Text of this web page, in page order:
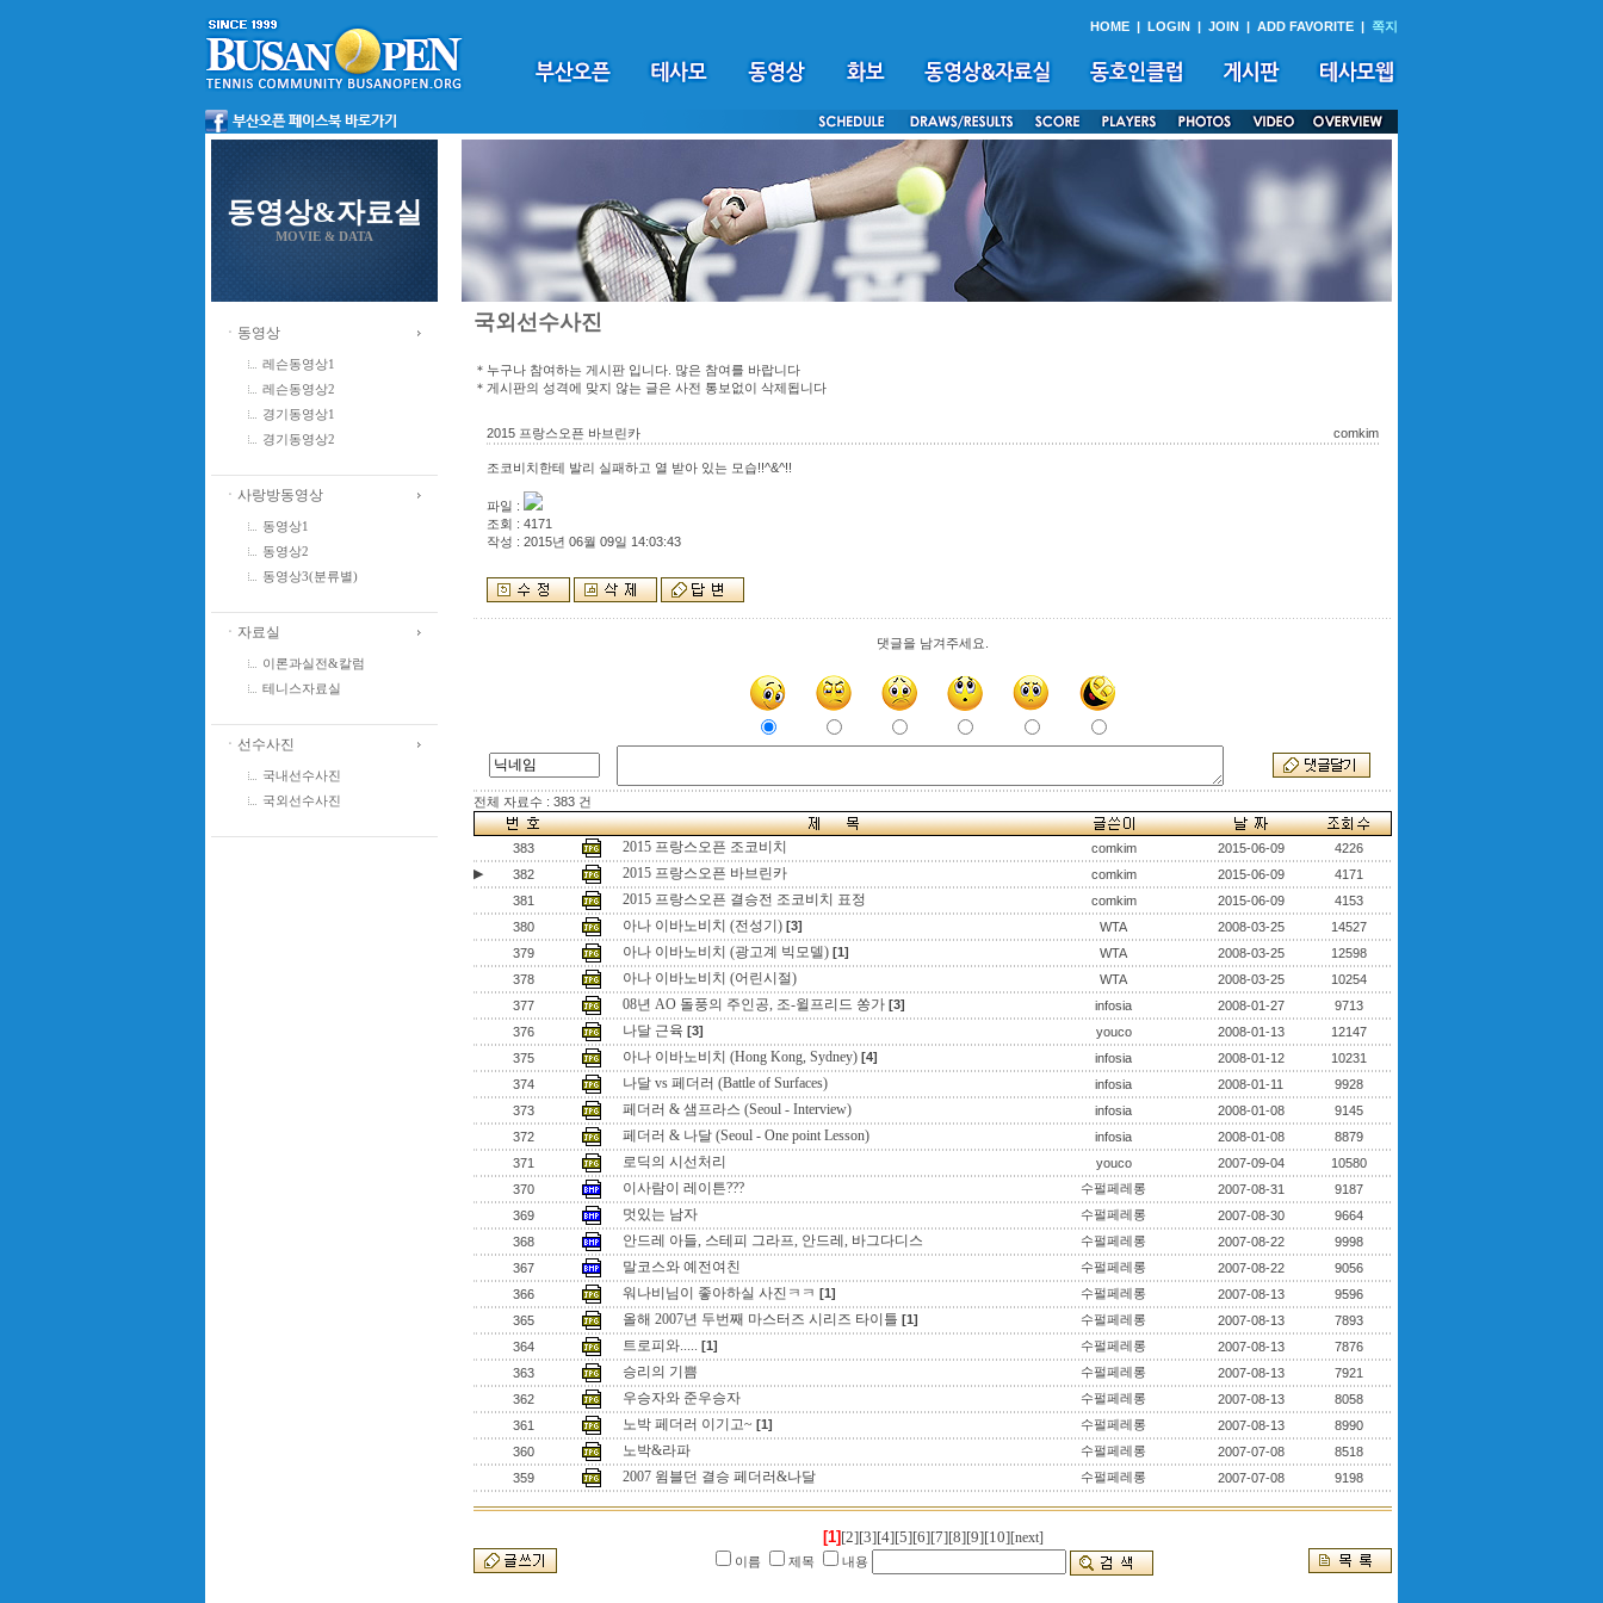
HOME | LOGIN | JOIN | ADD FAVORITE | 쪽지
동영상&자료실
MOVIE & DATA
ㆍ동영상
레슨동영상1
레슨동영상2
경기동영상1
경기동영상2
ㆍ사랑방동영상
동영상1
동영상2
동영상3(분류별)
ㆍ자료실
이론과실전&칼럼
테니스자료실
ㆍ선수사진
국내선수사진
국외선수사진
국외선수사진
＊누구나 참여하는 게시판 입니다. 많은 참여를 바랍니다
＊게시판의 성격에 맞지 않는 글은 사전 통보없이 삭제됩니다
2015 프랑스오픈 바브린카 comkim
조코비치한테 발리 실패하고 열 받아 있는 모습!!^&^!!
파일 :
조회 : 4171
작성 : 2015년 06월 09일 14:03:43
댓글을 남겨주세요.
전체 자료수 : 383 건
383 2015 프랑스오픈 조코비치 comkim 2015-06-09
4226
▶
382 2015 프랑스오픈 바브린카 comkim 2015-06-09
4171
381
2015 프랑스오픈 결승전 조코비치 표정 comkim 2015-06-09
4153
380
아나 이바노비치 (전성기) [3] WTA 2008-03-25
14527
379
아나 이바노비치 (광고계 빅모델) [1] WTA 2008-03-25
12598
378
아나 이바노비치 (어린시절) WTA 2008-03-25
10254
377
08년 AO 돌풍의 주인공, 조-윌프리드 쏭가 [3] infosia 2008-01-27
9713
376
나달 근육 [3] youco 2008-01-13
12147
375
아나 이바노비치 (Hong Kong, Sydney) [4] infosia 2008-01-12
10231
374
나달 vs 페더러 (Battle of Surfaces) infosia 2008-01-11
9928
373
페더러 & 샘프라스 (Seoul - Interview) infosia 2008-01-08
9145
372
페더러 & 나달 (Seoul - One point Lesson) infosia 2008-01-08
8879
371
로딕의 시선처리 youco 2007-09-04
10580
370
이사람이 레이튼??? 수펄페레롱 2007-08-31
9187
369
멋있는 남자 수펄페레롱 2007-08-30
9664
368
안드레 아들, 스테피 그라프, 안드레, 바그다디스 수펄페레롱 2007-08-22
9998
367
말코스와 예전여친 수펄페레롱 2007-08-22
9056
366
워나비님이 좋아하실 사진ㅋㅋ [1] 수펄페레롱 2007-08-13
9596
365
올해 2007년 두번째 마스터즈 시리즈 타이틀 [1] 수펄페레롱 2007-08-13
7893
364
트로피와..... [1] 수펄페레롱 2007-08-13
7876
363
승리의 기쁨 수펄페레롱 2007-08-13
7921
362
우승자와 준우승자 수펄페레롱 2007-08-13
8058
361
노박 페더러 이기고~ [1] 수펄페레롱 2007-08-13
8990
360
노박&라파 수펄페레롱 2007-07-08
8518
359
2007 윔블던 결승 페더러&나달 수펄페레롱 2007-07-08 9198
[1] [2][3][4][5][6][7][8][9][10][next]
이름 제목 내용